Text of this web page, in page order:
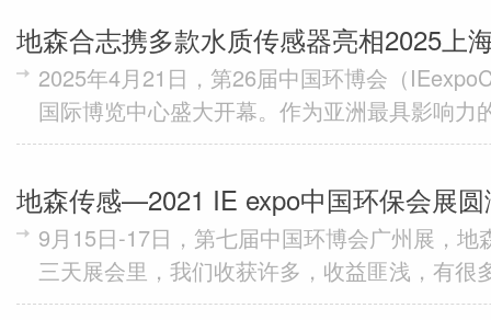
地森合志携多款水质传感器亮相2025上
测，共建美好生态
2025年4月21日，第26届中国环博会（
国际博览中心盛大开幕。作为亚洲最具影响力
本届环博会汇聚了全球领先的环境技术与解决
地森传感—2021 IE expo中国环保会展
不落幕。
9月15日-17日，第七届中国环博会广州展，地
三天展会里，我们收获许多，收益匪浅，有很
谢您的到来~这次展会中，地森传感展示的产